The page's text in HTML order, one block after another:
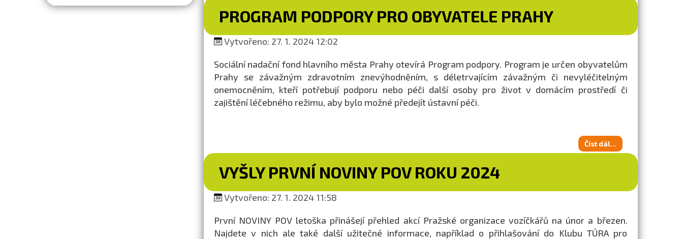
PROGRAM PODPORY PRO OBYVATELE PRAHY
Vytvořeno: 27. 1. 2024 12:02
Sociální nadační fond hlavního města Prahy otevírá Program podpory. Program je určen obyvatelům
Prahy se závažným zdravotním znevýhodněním, s déletrvajícím závažným či nevyléčitelným
onemocněním, kteří potřebují podporu nebo péči další osoby pro život v domácím prostředí či
zajištění léčebného režimu, aby bylo možné předejít ústavní péči.
Číst dál...
VYŠLY PRVNÍ NOVINY POV ROKU 2024
Vytvořeno: 27. 1. 2024 11:58
První NOVINY POV letoška přinášejí přehled akcí Pražské organizace vozíčkářů na únor a březen.
Najdete v nich ale také další užitečné informace, například o přihlašování do Klubu TÚRA pro